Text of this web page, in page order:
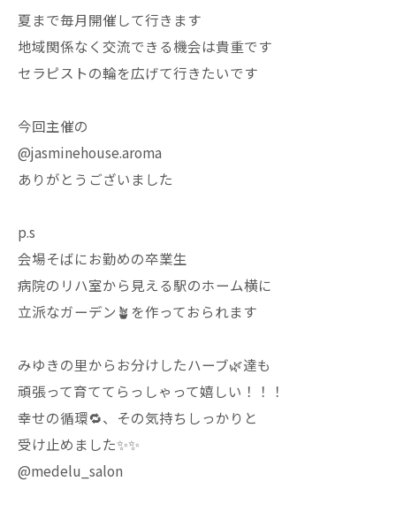
夏まで毎月開催して行きます
地域関係なく交流できる機会は貴重です
セラピストの輪を広げて行きたいです
今回主催の
@jasminehouse.aroma
ありがとうございました
p.s
会場そばにお勤めの卒業生
病院のリハ室から見える駅のホーム横に
立派なガーデン🪴を作っておられます
みゆきの里からお分けしたハーブ🌿達も
頑張って育ててらっしゃって嬉しい！！！
幸せの循環🔁、その気持ちしっかりと
受け止めました✨✨
@medelu_salon